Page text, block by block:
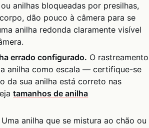
anilhas bloqueadas por presilhas,
dão pouco à câmera para se
anilha redonda claramente visível
errado configurado. O rastreamento
anilha como escala — certifique-se
da sua anilha está correto nas
tamanhos de anilha
Uma anilha que se mistura ao chão ou